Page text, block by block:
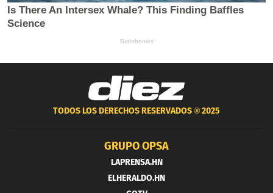
TODOS LOS DERECHOS RESERVADOS ®2025
GRUPO OPSA
LAPRENSA.HN
ELHERALDO.HN